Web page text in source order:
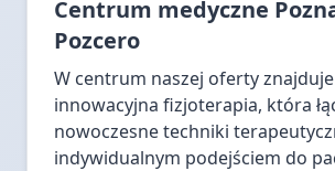
Centrum medyczne
Pozcero
W centrum naszej oferty
innowacyjna fizjoterapia, która
nowoczesne techniki
indywidualnym podejściem do